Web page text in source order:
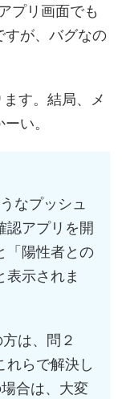
プリ画面でも
すが、バグなの
す。結局、メ
い。
なプッシュ
認アプリを開
「陽性者との
表示されま
は、問２
れらで解決し
合は、大変